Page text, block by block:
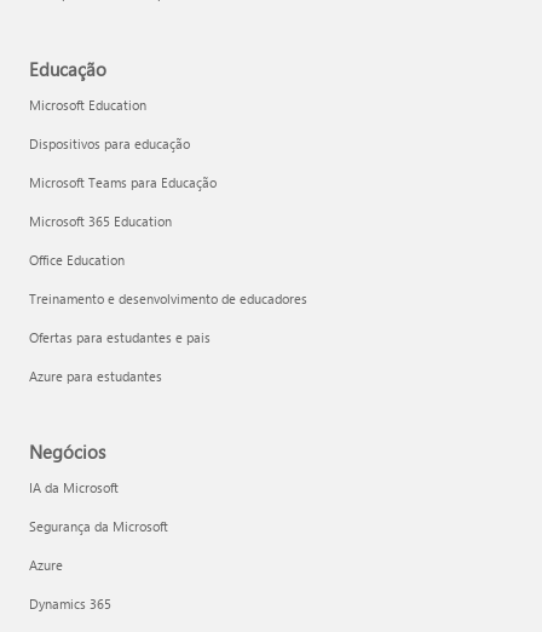
Educação
Microsoft Education
Dispositivos para educação
Microsoft Teams para Educação
Microsoft 365 Education
Office Education
Treinamento e desenvolvimento de educadores
Ofertas para estudantes e pais
Azure para estudantes
Negócios
IA da Microsoft
Segurança da Microsoft
Azure
Dynamics 365